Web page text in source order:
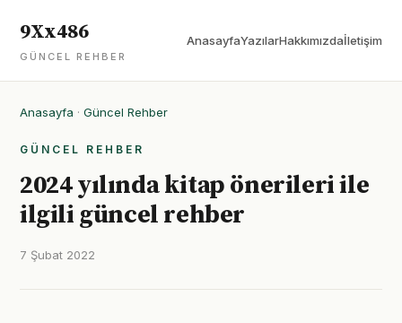
9Xx486
GÜNCEL REHBER
AnasayfaYazılarHakkımızdaİletişim
Anasayfa · Güncel Rehber
GÜNCEL REHBER
2024 yılında kitap önerileri ile
ilgili güncel rehber
7 Şubat 2022